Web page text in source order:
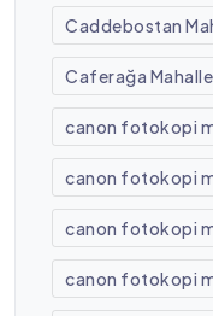
Caddebostan
Caferağa
canon fotokopi
canon fotokopi
canon fotokopi
canon fotokopi